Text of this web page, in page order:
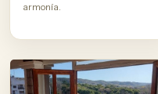
armonía.